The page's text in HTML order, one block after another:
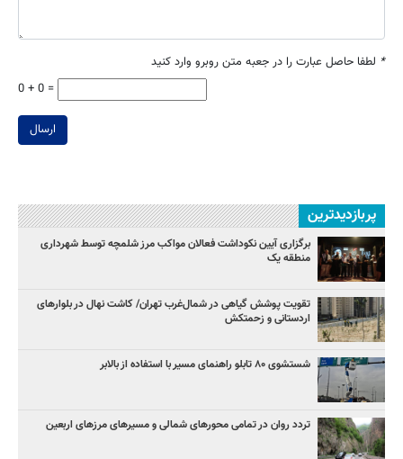
* لطفا حاصل عبارت را در جعبه متن روبرو وارد کنید
0 + 0 =
ارسال
پربازدیدترین
برگزاری آیین نکوداشت فعالان مواکب مرز شلمچه توسط شهرداری
منطقه یک
تقویت پوشش گیاهی در شمال‌غرب تهران/ کاشت نهال در بلوارهای
اردستانی و زحمتکش
شستشوی ۸۰ تابلو راهنمای مسیر با استفاده از بالابر
تردد روان در تمامی محورهای شمالی و مسیرهای مرزهای اربعین